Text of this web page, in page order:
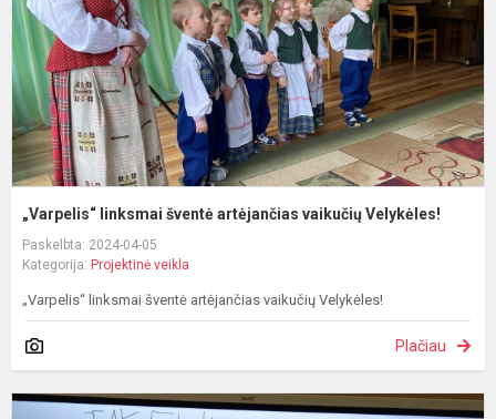
„Varpelis“ linksmai šventė artėjančias vaikučių Velykėles!
Paskelbta: 2024-04-05
Kategorija: Projektinė veikla
„Varpelis“ linksmai šventė artėjančias vaikučių Velykėles!
Plačiau